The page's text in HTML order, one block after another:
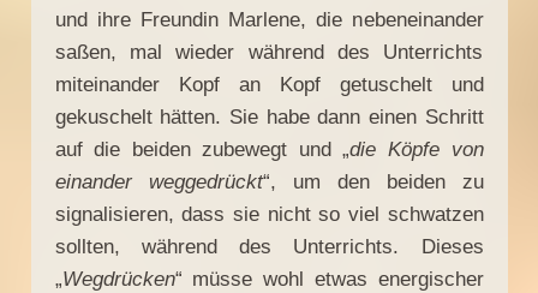
und ihre Freundin Marlene, die nebeneinander
saßen, mal wieder während des Unterrichts
miteinander Kopf an Kopf getuschelt und
gekuschelt hätten. Sie habe dann einen Schritt
auf die beiden zubewegt und „die Köpfe von
einander weggedrückt“, um den beiden zu
signalisieren, dass sie nicht so viel schwatzen
sollten, während des Unterrichts. Dieses
„Wegdrücken“ müsse wohl etwas energischer